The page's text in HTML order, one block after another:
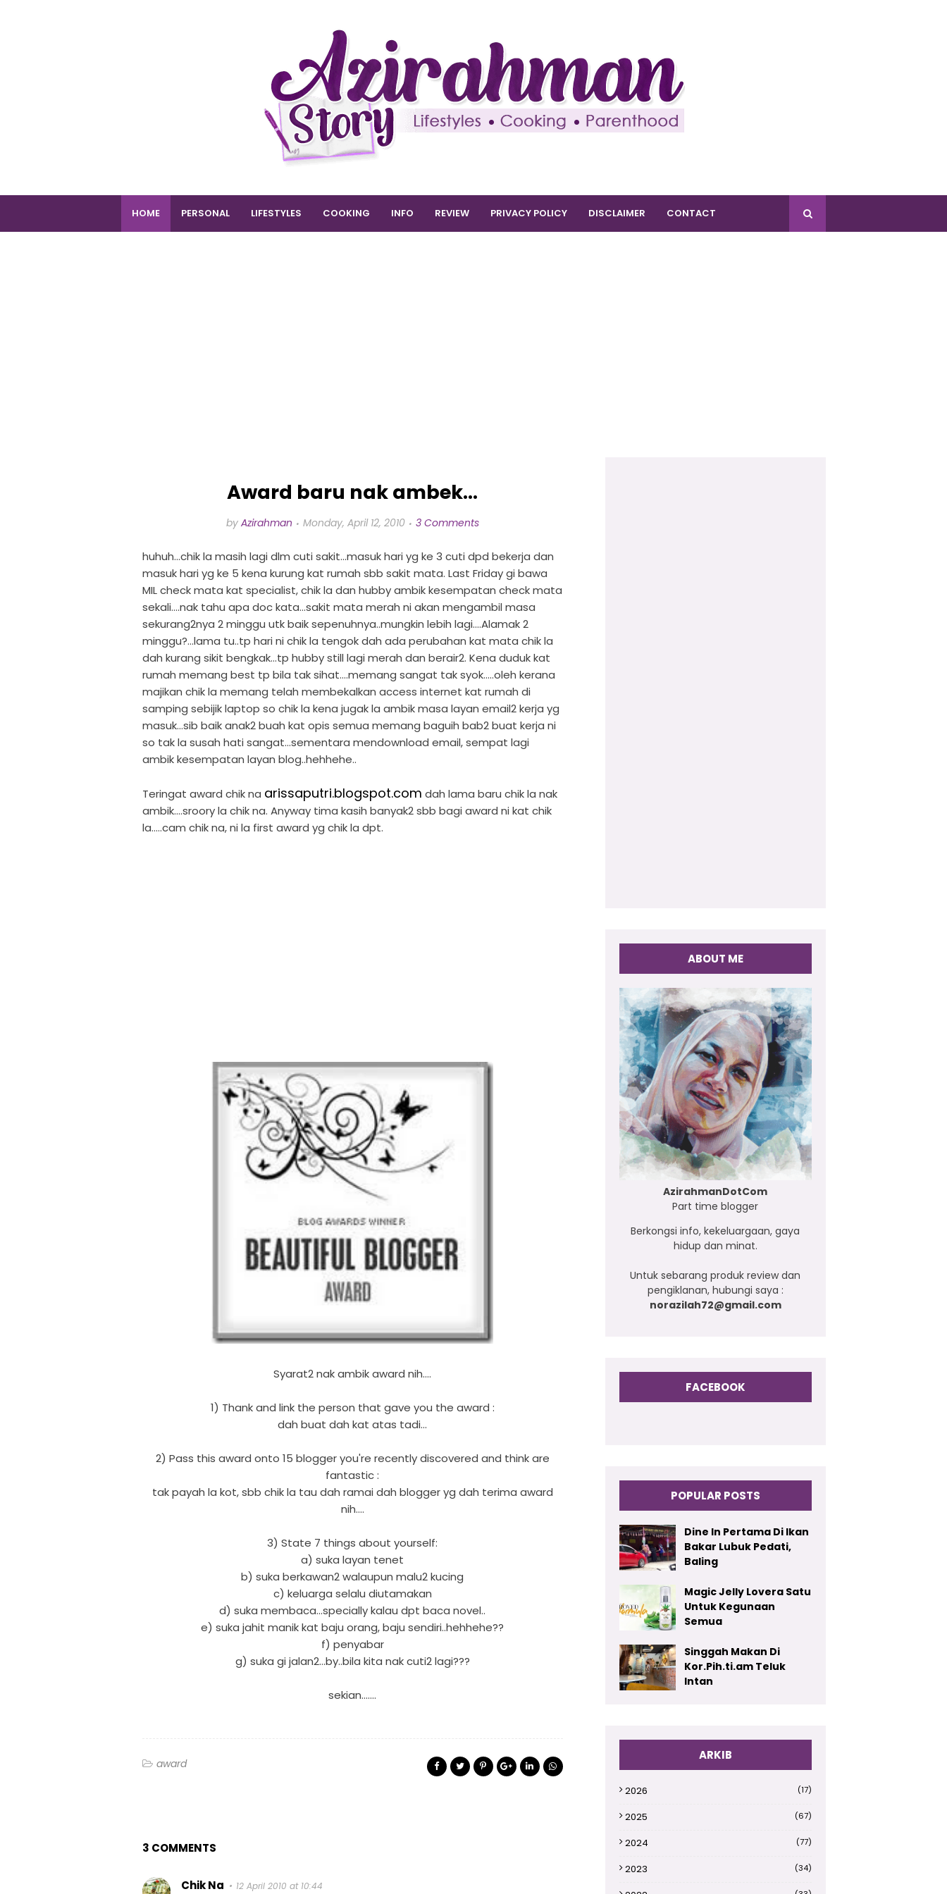
HOME PERSONAL LIFESTYLES COOKING INFO REVIEW PRIVACY POLICY DISCLAIMER CONTACT
Award baru nak ambek...
by Azirahman Monday, April 12, 2010 3 Comments
huhuh...chik la masih lagi dlm cuti sakit...masuk hari yg ke 3 cuti dpd bekerja dan
masuk hari yg ke 5 kena kurung kat rumah sbb sakit mata. Last Friday gi bawa
MIL check mata kat specialist, chik la dan hubby ambik kesempatan check mata
sekali....nak tahu apa doc kata...sakit mata merah ni akan mengambil masa
sekurang2nya 2 minggu utk baik sepenuhnya..mungkin lebih lagi....Alamak 2
minggu?...lama tu..tp hari ni chik la tengok dah ada perubahan kat mata chik la
dah kurang sikit bengkak...tp hubby still lagi merah dan berair2. Kena duduk kat
rumah memang best tp bila tak sihat....memang sangat tak syok.....oleh kerana
majikan chik la memang telah membekalkan access internet kat rumah di
samping sebijik laptop so chik la kena jugak la ambik masa layan email2 kerja yg
masuk...sib baik anak2 buah kat opis semua memang baguih bab2 buat kerja ni
so tak la susah hati sangat...sementara mendownload email, sempat lagi
ambik kesempatan layan blog..hehhehe..
Teringat award chik na arissaputri.blogspot.com dah lama baru chik la nak
ambik....sroory la chik na. Anyway tima kasih banyak2 sbb bagi award ni kat chik
la.....cam chik na, ni la first award yg chik la dpt.
Syarat2 nak ambik award nih....
1) Thank and link the person that gave you the award :
dah buat dah kat atas tadi...
2) Pass this award onto 15 blogger you're recently discovered and think are
fantastic :
tak payah la kot, sbb chik la tau dah ramai dah blogger yg dah terima award
nih....
3) State 7 things about yourself:
a) suka layan tenet
b) suka berkawan2 walaupun malu2 kucing
c) keluarga selalu diutamakan
d) suka membaca...specially kalau dpt baca novel..
e) suka jahit manik kat baju orang, baju sendiri..hehhehe??
f) penyabar
g) suka gi jalan2...by..bila kita nak cuti2 lagi???
sekian.......
award
3 COMMENTS
Chik Na 12 April 2010 at 10:44
ABOUT ME
AzirahmanDotCom
Part time blogger
Berkongsi info, kekeluargaan, gaya
hidup dan minat.
Untuk sebarang produk review dan
pengiklanan, hubungi saya :
norazilah72@gmail.com
FACEBOOK
POPULAR POSTS
Dine In Pertama Di Ikan
Bakar Lubuk Pedati,
Baling
Magic Jelly Lovera Satu
Untuk Kegunaan
Semua
Singgah Makan Di
Kor.Pih.ti.am Teluk
Intan
ARKIB
2026 (17)
2025 (67)
2024 (77)
2023 (34)